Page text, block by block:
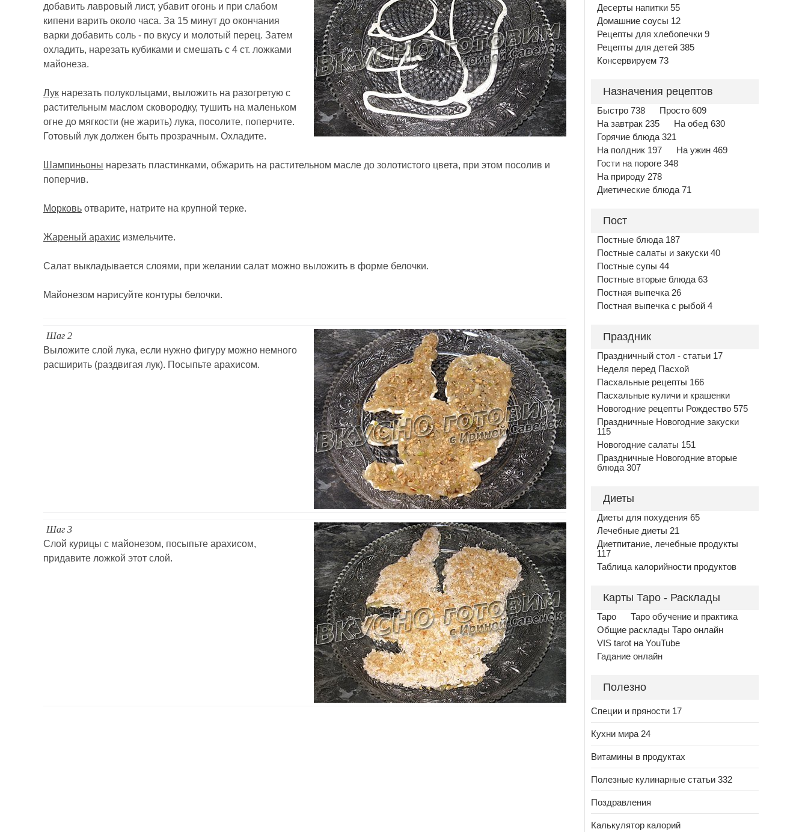
добавить лавровый лист, убавит огонь и при слабом
кипени варить около часа. За 15 минут до окончания
варки добавить соль - по вкусу и молотый перец. Затем
охладить, нарезать кубиками и смешать с 4 ст. ложками
майонеза.
Лук нарезать полукольцами, выложить на разогретую с
растительным маслом сковородку, тушить на маленьком
огне до мягкости (не жарить) лука, посолите, поперчите.
Готовый лук должен быть прозрачным. Охладите.
Шампиньоны нарезать пластинками, обжарить на растительном масле до золотистого цвета, при этом посолив и
поперчив.
Морковь отварите, натрите на крупной терке.
Жареный арахис измельчите.
Салат выкладывается слоями, при желании салат можно выложить в форме белочки.
Майонезом нарисуйте контуры белочки.
Шаг 2
Выложите слой лука, если нужно фигуру можно немного
расширить (раздвигая лук). Посыпьте арахисом.
Шаг 3
Слой курицы с майонезом, посыпьте арахисом,
придавите ложкой этот слой.
Десерты напитки 55
Домашние соусы 12
Рецепты для хлебопечки 9
Рецепты для детей 385
Консервируем 73
Назначения рецептов
Быстро 738
Просто 609
На завтрак 235
На обед 630
Горячие блюда 321
На полдник 197
На ужин 469
Гости на пороге 348
На природу 278
Диетические блюда 71
Пост
Постные блюда 187
Постные салаты и закуски 40
Постные супы 44
Постные вторые блюда 63
Постная выпечка 26
Постная выпечка с рыбой 4
Праздник
Праздничный стол - статьи 17
Неделя перед Пасхой
Пасхальные рецепты 166
Пасхальные куличи и крашенки
Новогодние рецепты Рождество 575
Праздничные Новогодние закуски
115
Новогодние салаты 151
Праздничные Новогодние вторые
блюда 307
Диеты
Диеты для похудения 65
Лечебные диеты 21
Диетпитание, лечебные продукты
117
Таблица калорийности продуктов
Карты Таро - Расклады
Таро
Таро обучение и практика
Общие расклады Таро онлайн
VIS tarot на YouTube
Гадание онлайн
Полезно
Специи и пряности 17
Кухни мира 24
Витамины в продуктах
Полезные кулинарные статьи 332
Поздравления
Калькулятор калорий